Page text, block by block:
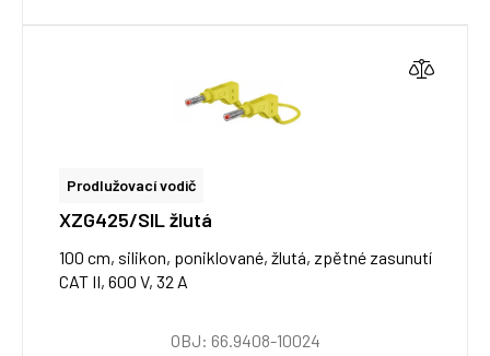
Prodlužovací vodič
XZG425/SIL žlutá
100 cm, silikon, poniklované, žlutá, zpětné zasunutí
CAT II, 600 V, 32 A
OBJ: 66.9408-10024